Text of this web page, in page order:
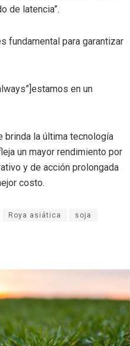
de latencia”.
fundamental para garantizar
en un
brinda la última tecnología
un mayor rendimiento por
y de acción prolongada
costo.
Roya asiática soja